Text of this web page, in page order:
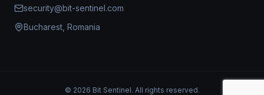
security@bit-sentinel.com
Bucharest, Romania
© 2026 Bit Sentinel. All rights reserved.